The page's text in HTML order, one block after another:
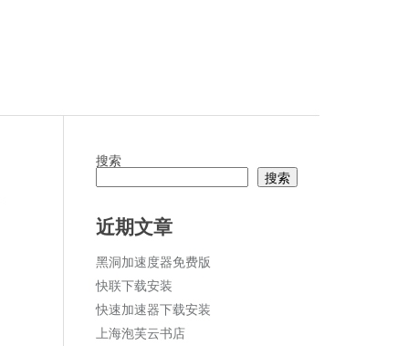
搜索
搜索
近期文章
黑洞加速度器免费版
快联下载安装
快速加速器下载安装
上海泡芙云书店